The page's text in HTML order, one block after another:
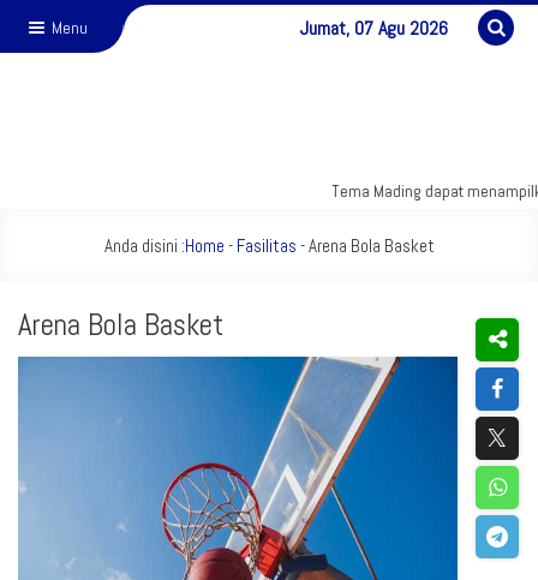
Menu Jumat, 07 Agu 2026
Tema Mading dapat
Anda disini :Home - Fasilitas -Arena Bola Basket
Arena Bola Basket